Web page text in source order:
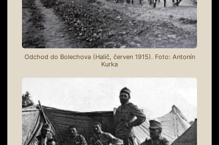
Odchod do Bolechova (Halič, červen 1915). Foto: Antonín
Kurka